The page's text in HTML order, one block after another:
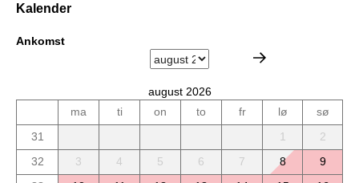
Kalender
Ankomst
august 2026
ma
ti on to fr lø
sø
31
1
2
32
3 4 5 6 7 8
9